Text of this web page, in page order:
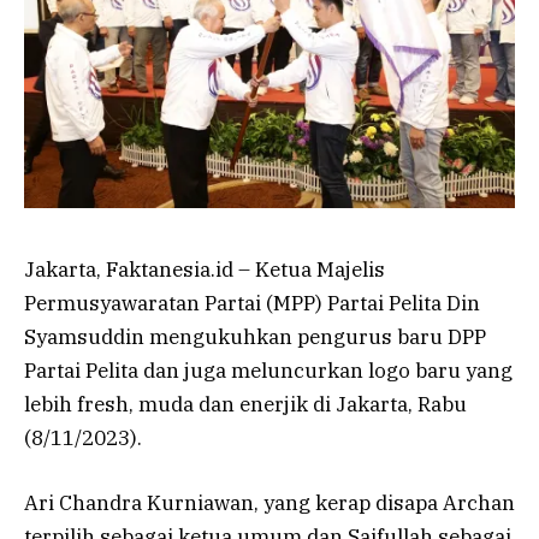
Jakarta, Faktanesia.id – Ketua Majelis
Permusyawaratan Partai (MPP) Partai Pelita Din
Syamsuddin mengukuhkan pengurus baru DPP
Partai Pelita dan juga meluncurkan logo baru yang
lebih fresh, muda dan enerjik di Jakarta, Rabu
(8/11/2023).
Ari Chandra Kurniawan, yang kerap disapa Archan